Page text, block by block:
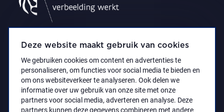
Deze website maakt gebruik van cookies
We gebruiken cookies om content en advertenties te
personaliseren, om functies voor social media te bieden en
om ons websiteverkeer te analyseren. Ook delen we
informatie over uw gebruik van onze site met onze
partners voor social media, adverteren en analyse. Deze
partners kunnen deze gegevens combineren met andere